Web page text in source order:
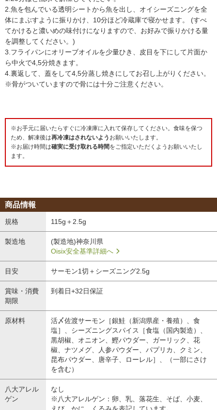
2.魚を包んでいる透明シートから魚を出し、オイシーズニングを全
体にまぶすように振りかけ、10分ほど冷蔵庫で寝かせます。 (すべ
てかけると濃いめの味付けになりますので、お好みで振りかける量
を調整してください。)
3.フライパンにオリーブオイルを少量ひき、皮目を下にして片面か
ら中火で4,5分焼きます。
4.裏返して、蓋をして4,5分蒸し焼きにしてお召し上がりください。
※骨がついていますので骨には十分ご注意ください。
※お手元に届いたらすぐに冷凍庫に入れて保存してください。食味を保つ
ため、解凍後は再冷凍はされないよう お願いいたします。
※お届け時間は確実に受け取れる時間をご指定いただくようお願いいたし
ます。